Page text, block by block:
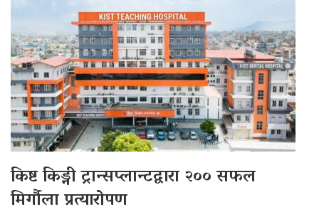
किष्ट किड्नी ट्रान्सप्लान्टद्वारा २०० सफल
मिर्गौला प्रत्यारोपण